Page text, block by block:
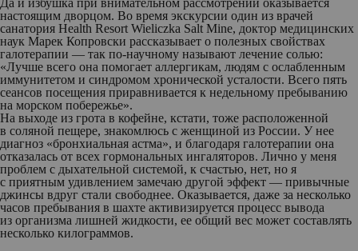
Да и избушка при внимательном рассмотрении оказывается
настоящим дворцом. Во время экскурсии один из врачей
санатория Health Resort Wieliczka Salt Mine, доктор медицинских
наук Марек Копровски рассказывает о полезных свойствах
галотерапии — так по-научному называют лечение солью:
«Лучше всего она помогает аллергикам, людям с ослабленным
иммунитетом и синдромом хронической усталости. Всего пять
сеансов посещения приравнивается к недельному пребыванию
на морском побережье».
На выходе из грота в кофейне, кстати, тоже расположенной
в соляной пещере, знакомлюсь с женщиной из России. У нее
диагноз «бронхиальная астма», и благодаря галотерапии она
отказалась от всех гормональных ингаляторов. Лично у меня
проблем с дыхательной системой, к счастью, нет, но я
с приятным удивлением замечаю другой эффект — привычные
джинсы вдруг стали свободнее. Оказывается, даже за несколько
часов пребывания в шахте активизируется процесс вывода
из организма лишней жидкости, ее общий вес может составлять
несколько килограммов.